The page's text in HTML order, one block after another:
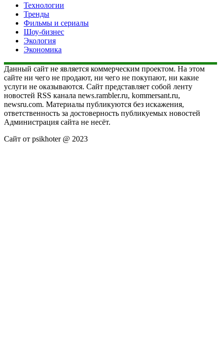
Технологии
Тренды
Фильмы и сериалы
Шоу-бизнес
Экология
Экономика
Данный сайт не является коммерческим проектом. На этом
сайте ни чего не продают, ни чего не покупают, ни какие
услуги не оказываются. Сайт представляет собой ленту
новостей RSS канала news.rambler.ru, kommersant.ru,
newsru.com. Материалы публикуются без искажения,
ответственность за достоверность публикуемых новостей
Администрация сайта не несёт.
Сайт от psikhoter @ 2023